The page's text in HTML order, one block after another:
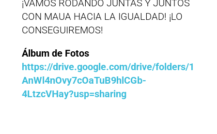
¡VAMOS RODANDO JUNTAS Y JUNTOS
CON MAUA HACIA LA IGUALDAD! ¡LO
CONSEGUIREMOS!
Álbum de Fotos
https://drive.google.com/drive/folders/1
AnWl4nOvy7cOaTuB9hlCGb-
4LtzcVHay?usp=sharing